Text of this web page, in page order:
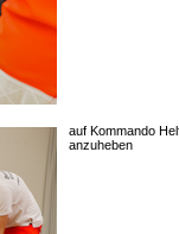
auf Kommando
anzuheben